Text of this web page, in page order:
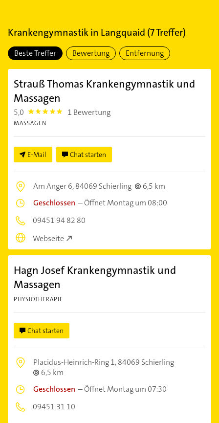
Krankengymnastikin Langquaid (7Treffer)
Beste Treffer Bewertung Entfernung
Strauß Thomas Krankengymnastik und
Massagen
5,0 5.0 1 Bewertung
MASSAGEN
E-Mail Chat starten
Am Anger 6,84069 Schierling
6,5 km
Geschlossen –Öffnet Montag um 08:00
09451 94 82 80
Webseite
Hagn Josef Krankengymnastik und
Massagen
PHYSIOTHERAPIE
Chat starten
Placidus-Heinrich-Ring 1,84069 Schierling
6,5 km
Geschlossen –Öffnet Montag um 07:30
09451 31 10